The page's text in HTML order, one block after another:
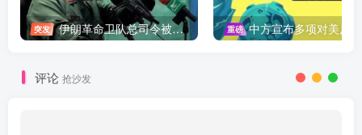
突发 伊朗革命卫队总司令被暗杀，中东局势再添变数 重磅 中方宣布多项对美反制措施，坚决维护自身权益
评论 抢沙发